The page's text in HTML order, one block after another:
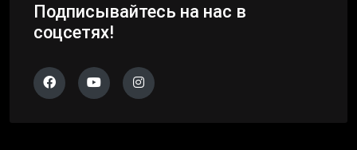
Подписывайтесь на нас в
соцсетях!